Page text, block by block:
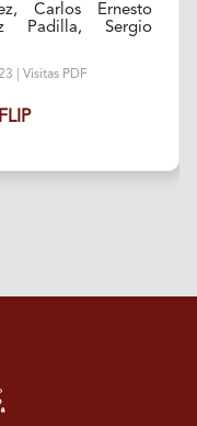
Carlos Ernesto
Padilla, Sergio
| Visitas PDF
FLIP